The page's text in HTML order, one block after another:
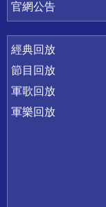
官網公告
經典回放
節目回放
軍歌回放
軍樂回放